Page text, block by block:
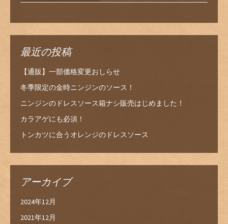
最近の投稿
【通販】一部価格変更おしらせ
冬季限定の金時ニンジンのソース！
ニンジンのドレスソース箱ナシ販売はじめました！
カラアゲにも必須！
トンカツに合うオレンジのドレスソース
アーカイブ
2024年12月
2021年12月